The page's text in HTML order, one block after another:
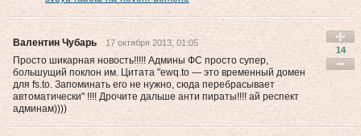
Валентин Чубарь 17 октября 2013, 01:05
Просто шикарная новость!!!!! Админы ФС просто супер,
большущий поклон им. Цитата "ewq.to — это временный домен
для fs.to. Запоминать его не нужно, сюда перебрасывает
автоматически" !!!! Дрочите дальше анти пираты!!!! ай респект
админам))))
14